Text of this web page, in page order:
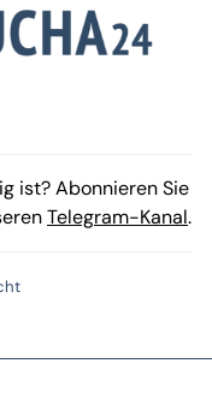
ist? Abonnieren Sie
Telegram-Kanal.